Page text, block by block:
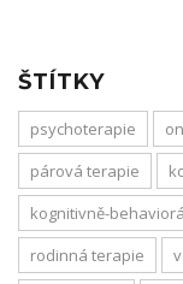
ŠTÍTKY
psychoterapie
párová terapie
kognitivně-
rodinná terapie